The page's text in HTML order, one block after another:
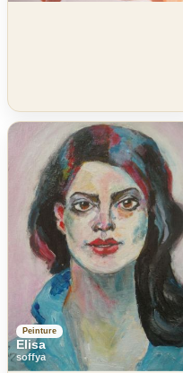
Peinture
Elisa
soffya